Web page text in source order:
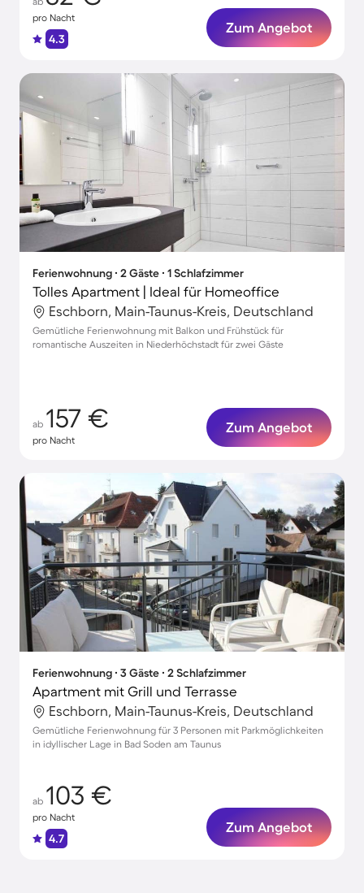
pro Nacht
4.3
Zum Angebot
Ferienwohnung ∙ 2 Gäste ∙ 1 Schlafzimmer
Tolles Apartment | Ideal für Homeoffice
Eschborn, Main-Taunus-Kreis, Deutschland
Gemütliche Ferienwohnung mit Balkon und Frühstück für
romantische Auszeiten in Niederhöchstadt für zwei Gäste
ab 157 €
pro Nacht
Zum Angebot
Ferienwohnung ∙ 3 Gäste ∙ 2 Schlafzimmer
Apartment mit Grill und Terrasse
Eschborn, Main-Taunus-Kreis, Deutschland
Gemütliche Ferienwohnung für 3 Personen mit Parkmöglichkeiten
in idyllischer Lage in Bad Soden am Taunus
ab 103 €
pro Nacht
4.7
Zum Angebot